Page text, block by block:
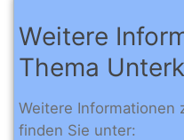
Weitere
Thema
Weitere Informationen
finden Sie unter: